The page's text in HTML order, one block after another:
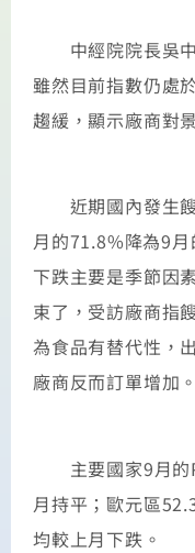
中經院院長吳中
雖然目前指數仍處
趨緩，顯示廠商對
近期國內發生餿
月的71.8%降為9
下跌主要是季節因
束了，受訪廠商指
為食品有替代性，
廠商反而訂單增加。
主要國家9月的
月持平；歐元區
均較上月下跌。